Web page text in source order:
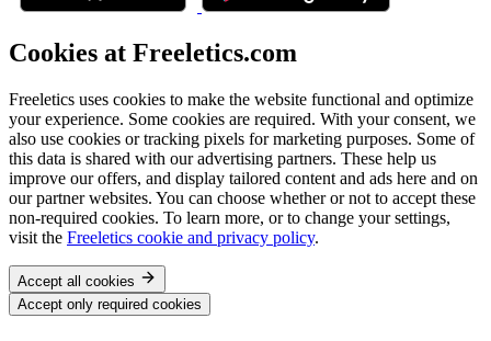
Cookies at Freeletics.com
Freeletics uses cookies to make the website functional and optimize
your experience. Some cookies are required. With your consent, we
also use cookies or tracking pixels for marketing purposes. Some of
this data is shared with our advertising partners. These help us
improve our offers, and display tailored content and ads here and on
our partner websites. You can choose whether or not to accept these
non-required cookies. To learn more, or to change your settings,
visit the Freeletics cookie and privacy policy.
Accept all cookies
Accept only required cookies